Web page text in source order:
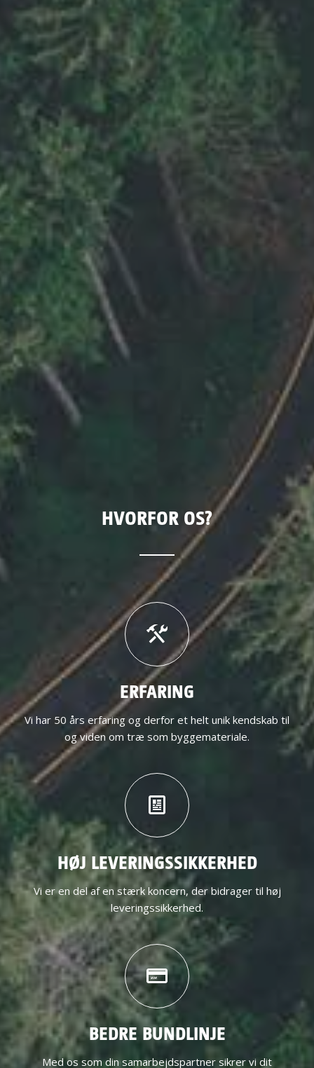
HVORFOR OS?
ERFARING
Vi har 50 års erfaring og derfor et helt unik kendskab til
og viden om træ som byggemateriale.
HØJ LEVERINGSSIKKERHED
Vi er en del af en stærk koncern, der bidrager til høj
leveringssikkerhed.
BEDRE BUNDLINJE
Med os som din samarbejdspartner sikrer vi dit